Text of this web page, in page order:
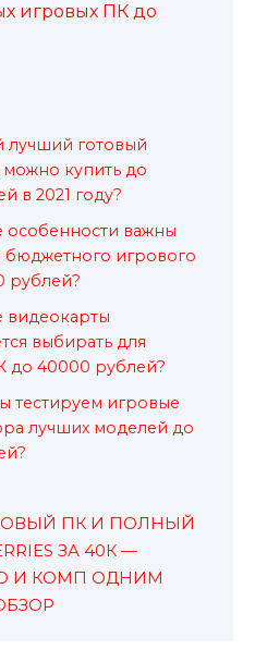
игровых ПК до
лучший готовый
купить до
в 2021 году?
особенности важны
игрового
рублей?
видеокарты
выбирать для
до 40000 рублей?
тестируем игровые
лучших моделей до
ПК И ПОЛНЫЙ
ЗА 40К —
И КОМП ОДНИМ